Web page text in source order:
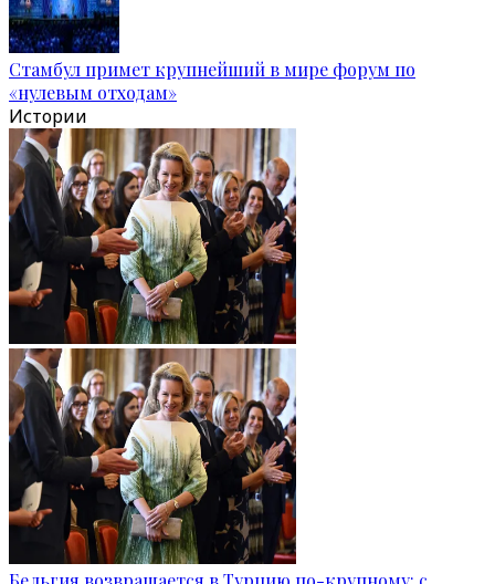
Стамбул примет крупнейший в мире форум по
«нулевым отходам»
Истории